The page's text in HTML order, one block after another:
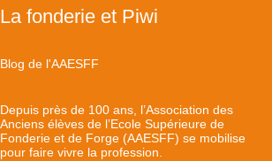
La fonderie et Piwi
Blog de l'AAESFF
Depuis près de 100 ans, l’Association des
Anciens élèves de l’Ecole Supérieure de
Fonderie et de Forge (AAESFF) se mobilise
pour faire vivre la profession.